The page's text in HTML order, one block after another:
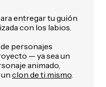
entregar tu guión
con los labios.
personajes
— ya sea un
animado,
clon de ti mismo